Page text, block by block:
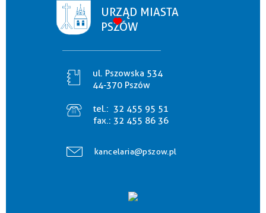
URZĄD MIASTA
PSZÓW
ul. Pszowska 534
44-370 Pszów
tel.: 32 455 95 51
fax.: 32 455 86 36
kancelaria@pszow.pl